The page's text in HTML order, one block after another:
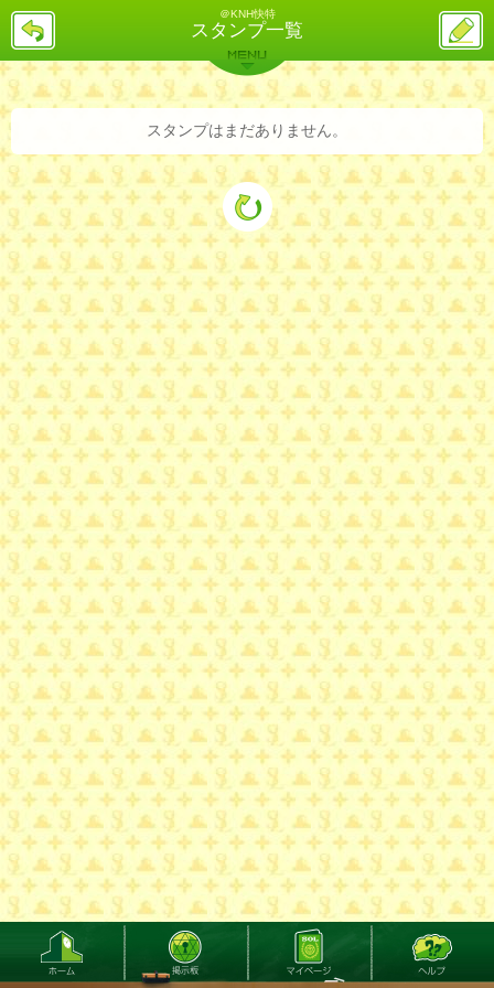
＠KNH快特
スタンプ一覧
戻
ス
投
稿
バックナンバー 詳細検索 ランキング
MENU
スタンプはまだありません。